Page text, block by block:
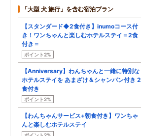
「大型 犬 旅行」を含む宿泊プラン
【スタンダード◆2食付き】inumoコース付
き！ワンちゃんと楽しむホテルステイ＝2食
付き＝
ポイント2%
【Anniversary】わんちゃんと一緒に特別な
ホテルステイを あまざけ＆シャンパン付き 2
食付き
ポイント2%
【わんちゃんサービス+朝食付き】ワンちゃ
んと楽しむホテルステイ